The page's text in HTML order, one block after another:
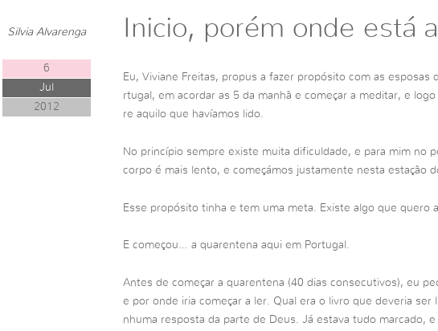
Silvia Alvarenga
6
Jul
2012
Inicio, porém onde está
Eu, Viviane Freitas, propus a fazer propósito com as esposas
rtugal, em acordar as 5 da manhã e começar a meditar, e
re aquilo que havíamos lido.
No princípio sempre existe muita dificuldade, e para mim no
corpo é mais lento, e começámos justamente nesta estação
Esse propósito tinha e tem uma meta. Existe algo que quero
E começou… a quarentena aqui em Portugal.
Antes de começar a quarentena (40 dias consecutivos), eu
e por onde iria começar a ler. Qual era o livro que deveria ser
nhuma resposta da parte de Deus. Já estava tudo marcado,